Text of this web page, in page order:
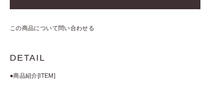
この商品について問い合わせる
DETAIL
●商品紹介[ITEM]